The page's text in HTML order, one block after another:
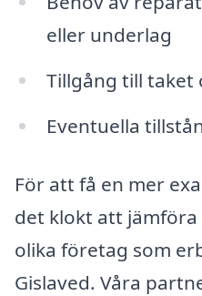
eller underlag
Tillgång till taket
Eventuella
För att få en mer
det klokt att
olika företag som
Gislaved. Våra